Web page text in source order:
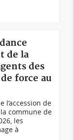
de la
des
force au
l’accession de
la commune de
les
à